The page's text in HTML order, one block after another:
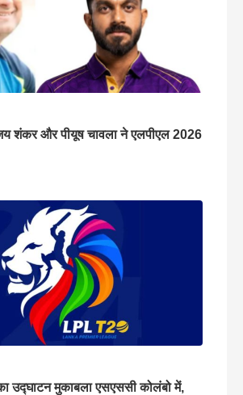
शंकर और पीयूष चावला ने एलपीएल 2026
उद्घाटन मुकाबला एसएससी कोलंबो में,